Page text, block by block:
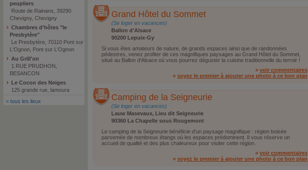
peupliers
Route de Rainans, 39290
Chevigny, Chevigny
Chambres d'hôtes "le
Presbytère"
Le Presbytère, 70110 Pont sur
L'Ognon, Pont sur L'Ognon
Au Grill'on
1 RUE PRUDHON,
BESANCON
Le Cocon des Neiges
125 grande rue, lamoura
» tous les lieux
Grand Hôtel du Sommet
(Se loger en vacances)
Ballon d'Alsace
90200 Lepuix-Gy
Si vous êtes amateurs de nature, de grands espaces ainsi que de randonnées
pédestres, venez profiter de ces magnifiques paysages au Grand Hôtel du Sommet,
situé au Ballon d'Alsace où vous pourrez déguster la cuisine traditionnelle du terroir !
» voir commentaires
» soyez le premier à ajouter une photo à ce bon plan
Camping de la Seigneurie
(Se loger en vacances)
Lauw Masevaux, Lieu dit Seigneurie
90360 La Chapelle sous Rougemont
Le camping de la Seigneurie bénéficie d'un paysage magnifique : région boisée
parsemée de nombreux étangs où les espaces prédominent. Il vous réserve un
accueil de qualité et des plus chaleureux pour visiter cette région.
» voir commentaires
» soyez le premier à ajouter une photo à ce bon plan